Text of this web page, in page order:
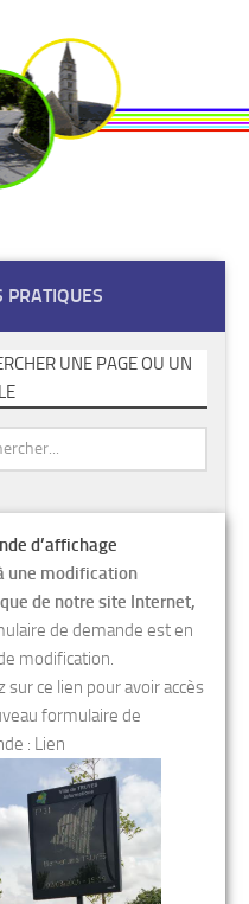
PRATIQUES
UNE PAGE OU UN
d’affichage
une modification
de notre site Internet,
de demande est en
modification.
sur ce lien pour avoir accès
formulaire de
: Lien